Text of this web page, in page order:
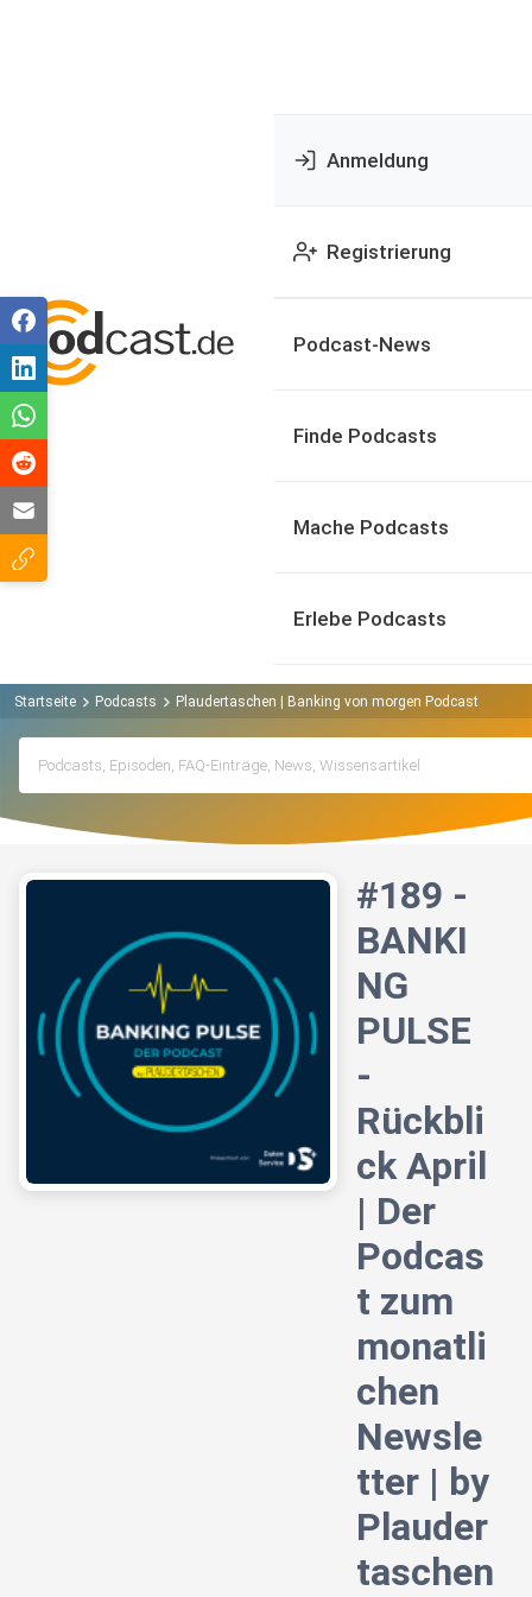
Anmeldung
Registrierung
Podcast-News
Finde Podcasts
Mache Podcasts
Erlebe Podcasts
Startseite Podcasts Plaudertaschen | Banking von morgen Podcast
#189 -
BANKI
NG
PULSE
-
Rückbli
ck April
| Der
Podcas
t zum
monatli
chen
Newsle
tter | by
Plauder
taschen